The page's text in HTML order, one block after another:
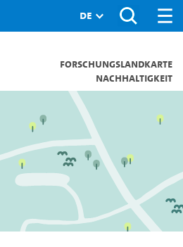
Forschungslandkarte
Nachhaltigkeit